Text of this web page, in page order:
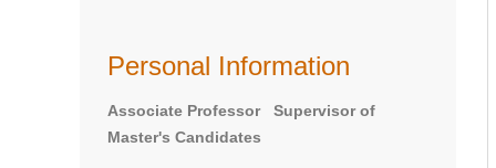
Personal Information
Associate Professor Supervisor of
Master's Candidates